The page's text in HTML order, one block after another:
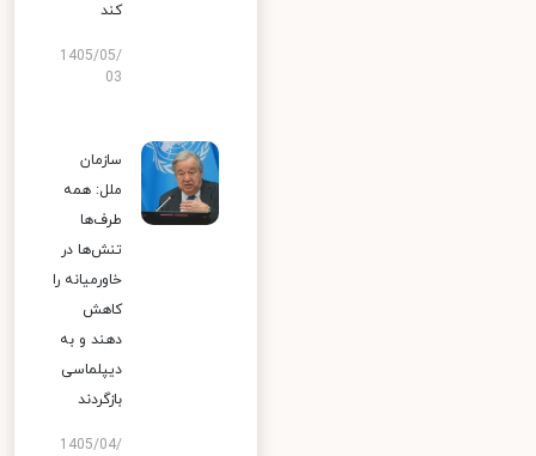
کند
1405/05/
03
سازمان
ملل: همه
طرف‌ها
تنش‌ها در
خاورمیانه را
کاهش
دهند و به
دیپلماسی
بازگردند
1405/04/